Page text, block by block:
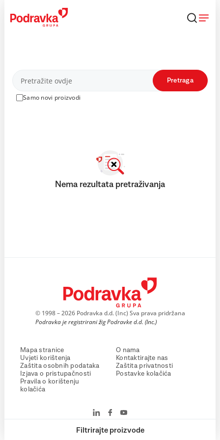
content
Proizvodi
Samo novi proizvodi
Pretraga
Filtrirajte proizvode
Nema rezultata pretraživanja
© 1998 – 2026 Podravka d.d. (Inc) Sva prava pridržana
Podravka je registrirani žig Podravke d.d. (Inc.)
Mapa stranice
Uvjeti korištenja
Zaštita osobnih podataka
Izjava o pristupačnosti
Pravila o korištenju
kolačića
O nama
Kontaktirajte nas
Zaštita privatnosti
Postavke kolačića